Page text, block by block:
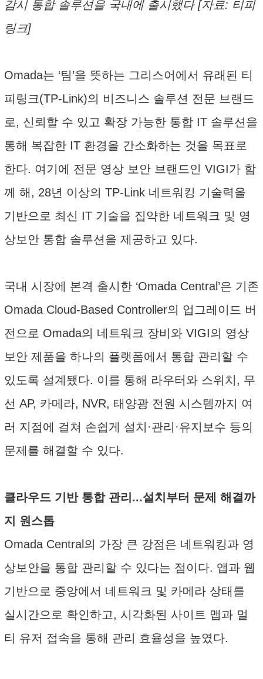
감시 통합 솔루션을 국내에 출시했다 [자료: 티피
링크]
Omada는 ‘팀’을 뜻하는 그리스어에서 유래된 티
피링크(TP-Link)의 비즈니스 솔루션 전문 브랜드
로, 신뢰할 수 있고 확장 가능한 통합 IT 솔루션을
통해 복잡한 IT 환경을 간소화하는 것을 목표로
한다. 여기에 전문 영상 보안 브랜드인 VIGI가 함
께 해, 28년 이상의 TP-Link 네트워킹 기술력을
기반으로 최신 IT 기술을 집약한 네트워크 및 영
상보안 통합 솔루션을 제공하고 있다.
국내 시장에 본격 출시한 ‘Omada Central’은 기존
Omada Cloud-Based Controller의 업그레이드 버
전으로 Omada의 네트워크 장비와 VIGI의 영상
보안 제품을 하나의 플랫폼에서 통합 관리할 수
있도록 설계됐다. 이를 통해 라우터와 스위치, 무
선 AP, 카메라, NVR, 태양광 전원 시스템까지 여
러 지점에 걸쳐 손쉽게 설치·관리·유지보수 등의
문제를 해결할 수 있다.
클라우드 기반 통합 관리...설치부터 문제 해결까
지 원스톱
Omada Central의 가장 큰 강점은 네트워킹과 영
상보안을 통합 관리할 수 있다는 점이다. 앱과 웹
기반으로 중앙에서 네트워크 및 카메라 상태를
실시간으로 확인하고, 시각화된 사이트 맵과 멀
티 유저 접속을 통해 관리 효율성을 높였다.